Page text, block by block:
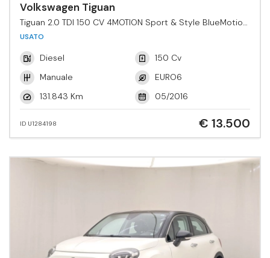
Volkswagen Tiguan
Tiguan 2.0 TDI 150 CV 4MOTION Sport & Style BlueMotion
Tech.
USATO
Diesel
150 Cv
Manuale
EURO6
131.843 Km
05/2016
ID U1284198 € 13.500